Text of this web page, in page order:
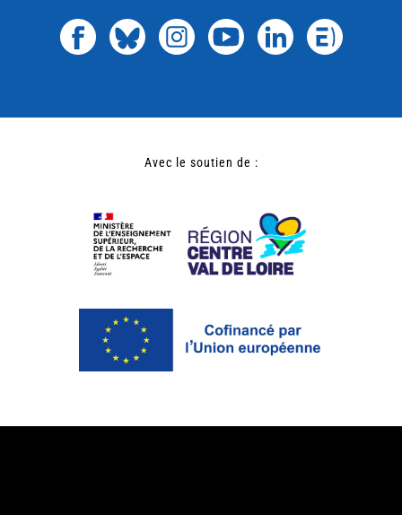
Avec le soutien de :